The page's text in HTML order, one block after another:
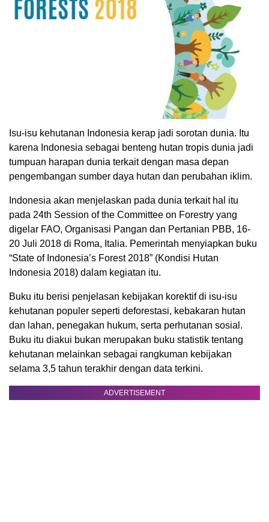
Isu-isu kehutanan Indonesia kerap jadi sorotan dunia. Itu
karena Indonesia sebagai benteng hutan tropis dunia jadi
tumpuan harapan dunia terkait dengan masa depan
pengembangan sumber daya hutan dan perubahan iklim.
Indonesia akan menjelaskan pada dunia terkait hal itu
pada 24th Session of the Committee on Forestry yang
digelar FAO, Organisasi Pangan dan Pertanian PBB, 16-
20 Juli 2018 di Roma, Italia. Pemerintah menyiapkan buku
“State of Indonesia’s Forest 2018” (Kondisi Hutan
Indonesia 2018) dalam kegiatan itu.
Buku itu berisi penjelasan kebijakan korektif di isu-isu
kehutanan populer seperti deforestasi, kebakaran hutan
dan lahan, penegakan hukum, serta perhutanan sosial.
Buku itu diakui bukan merupakan buku statistik tentang
kehutanan melainkan sebagai rangkuman kebijakan
selama 3,5 tahun terakhir dengan data terkini.
ADVERTISEMENT